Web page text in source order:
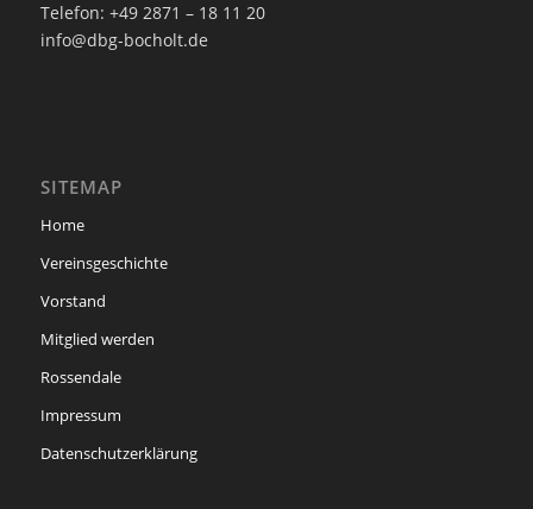
Telefon: +49 2871 – 18 11 20
info@dbg-bocholt.de
SITEMAP
Home
Vereinsgeschichte
Vorstand
Mitglied werden
Rossendale
Impressum
Datenschutzerklärung